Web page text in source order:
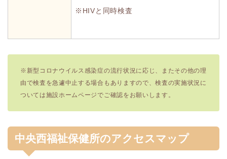
※HIVと同時検査
※新型コロナウイルス感染症の流行状況に応じ、またその他の理
由で検査を急遽中止する場合もありますので、検査の実施状況に
ついては施設ホームページでご確認をお願いします。
中央西福祉保健所のアクセスマップ